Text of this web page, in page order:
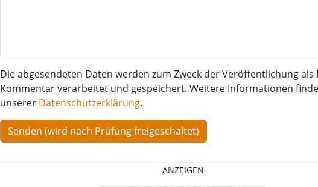
Die abgesendeten Daten werden zum Zweck der Veröffentlichung als
Kommentar verarbeitet und gespeichert. Weitere Informationen
unserer Datenschutzerklärung.
ANZEIGEN